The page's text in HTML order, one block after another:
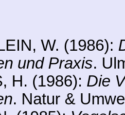
W. (1986):
und Praxis.
H. (1986): Die
. Natur &